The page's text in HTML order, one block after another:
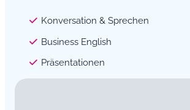
Konversation & Sprechen
Business English
Präsentationen